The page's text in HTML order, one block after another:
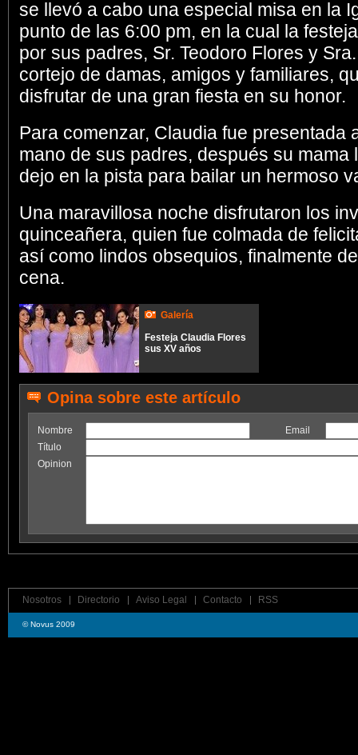
se llevó a cabo una especial misa en la
punto de las 6:00 pm, en la cual la
por sus padres, Sr. Teodoro Flores y
cortejo de damas, amigos y familiares,
disfrutar de una gran fiesta en su honor.
Para comenzar, Claudia fue presentada
mano de sus padres, después su mama
dejo en la pista para bailar un hermoso
Una maravillosa noche disfrutaron los
quinceañera, quien fue colmada de
así como lindos obsequios, finalmente
cena.
Galería
Festeja Claudia Flores
sus XV años
Opina sobre este artículo
Nombre
Email
Título
Opinion
Nosotros Directorio Aviso Legal Contacto RSS
© Novus 2009